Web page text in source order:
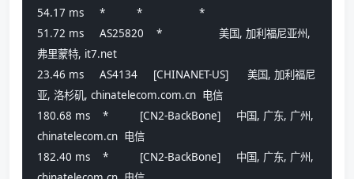
54.17 ms     *          *                  *
51.72 ms     AS25820    *                  美国, 加利福尼亚州,
弗里蒙特, it7.net
23.46 ms     AS4134     [CHINANET-US]      美国, 加利福尼
亚, 洛杉矶, chinatelecom.com.cn  电信
180.68 ms    *          [CN2-BackBone]     中国, 广东, 广州,
chinatelecom.cn  电信
182.40 ms    *          [CN2-BackBone]     中国, 广东, 广州,